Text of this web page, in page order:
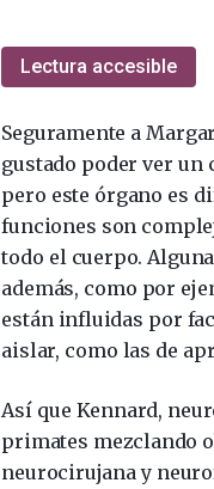
Lectura accesible
Seguramente a
gustado poder ver un
pero este órgano es
funciones son
todo el cuerpo.
además, como por
están influidas por
aislar, como las de
Así que Kennard,
primates mezclando
neurocirujana y